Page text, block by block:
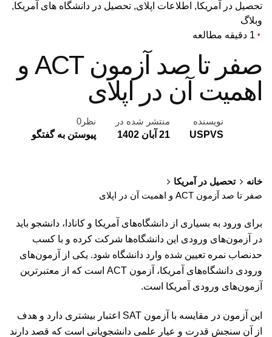
تحصیل در آمریکا اطلاعات اپلای تحصیل در دانشگاه های آمریکا
وبلاگ
1 دقیقه مطالعه
صفر تا صد آزمون ACT و
اهمیت آن در اپلای
نویسنده
USPVS
منتشر شده در
21 آبان 1402
نظر0
پیوستن به گفتگو
خانه
تحصیل در آمریکا
صفر تا صد آزمون ACT و اهمیت آن در اپلای
برای ورود به بسیاری از دانشگاه‌های آمریکا و کانادا، دانشجو باید
در آزمون‌های ورودی این دانشگاه‌ها شرکت کرده و با کسب
حدنصاب نمره تعیین شده وارد دانشگاه شود. یکی از آزمون‌های
ورودی دانشگاه‌های آمریکا، آزمون ACT است که از معتبرترین
آزمون‌های ورودی آمریکا است.
این آزمون در مقایسه با آزمون SAT اعتبار بیشتری دارد و هدف
از آن سنجش قدرت و عیار علمی دانشجویانی است که قصد دارند